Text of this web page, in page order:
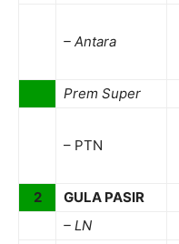
– Antara
Prem Super
– PTN
2
GULA PASIR
– LN